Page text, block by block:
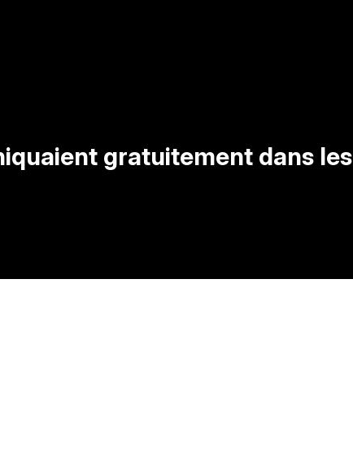
gratuitement dans les